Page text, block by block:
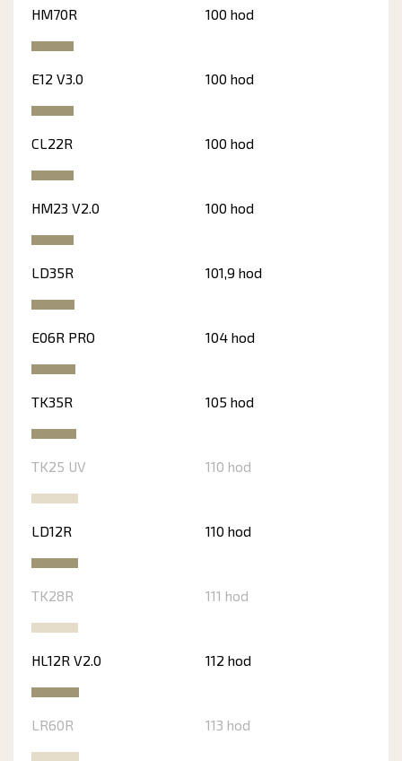
HM70R 100 hod
E12 V3.0 100 hod
CL22R 100 hod
HM23 V2.0 100 hod
LD35R 101,9 hod
E06R PRO 104 hod
TK35R 105 hod
TK25 UV 110 hod
LD12R 110 hod
TK28R 111 hod
HL12R V2.0 112 hod
LR60R 113 hod